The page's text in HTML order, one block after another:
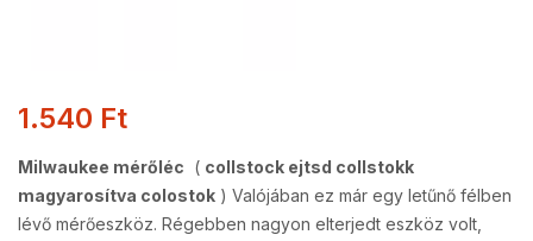
1.540 Ft
Milwaukee mérőléc ( collstock ejtsd collstokk
magyarosítva colostok ) Valójában ez már egy letűnő félben
lévő mérőeszköz. Régebben nagyon elterjedt eszköz volt,